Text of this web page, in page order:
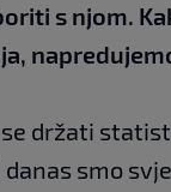
s njom.
držati
smo